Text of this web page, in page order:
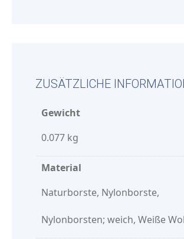
ZUSÄTZLICHE
Gewicht
0.077 kg
Material
Naturborste, Nylonborste,
Nylonborsten; weich, Weiße